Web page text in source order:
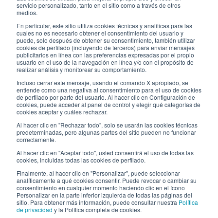
servicio personalizado, tanto en el sitio como a través de otros
medios.
En particular, este sitio utiliza cookies técnicas y analíticas para las
cuales no es necesario obtener el consentimiento del usuario y
puede, solo después de obtener su consentimiento, también utilizar
cookies de perfilado (incluyendo de terceros) para enviar mensajes
publicitarios en línea con las preferencias expresadas por el propio
usuario en el uso de la navegación en línea y/o con el propósito de
realizar análisis y monitorear su comportamiento.
Incluso cerrar este mensaje, usando el comando X apropiado, se
entiende como una negativa al consentimiento para el uso de cookies
de perfilado por parte del usuario. Al hacer clic en Configuración de
cookies, puede acceder al panel de control y elegir qué categorías de
cookies aceptar y cuáles rechazar.
Al hacer clic en "Rechazar todo", solo se usarán las cookies técnicas
predeterminadas, pero algunas partes del sitio pueden no funcionar
correctamente.
Al hacer clic en "Aceptar todo", usted consentirá el uso de todas las
cookies, incluidas todas las cookies de perfilado.
Finalmente, al hacer clic en "Personalizar", puede seleccionar
analíticamente a qué cookies consentir. Puede revocar o cambiar su
consentimiento en cualquier momento haciendo clic en el ícono
Personalizar en la parte inferior izquierda de todas las páginas del
sitio. Para obtener más información, puede consultar nuestra Política
de privacidad y la Política completa de cookies.
Subscríbete a nuestro boletín
Trabaja con nosotros
Los envases de Interfluid
Proyecto de transformación digital
MANT É GASE AL D ÍA